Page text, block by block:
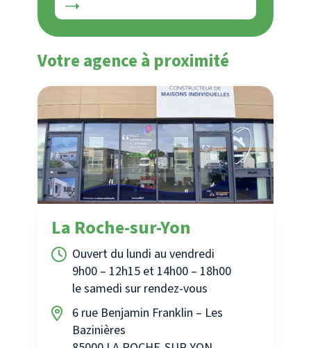
Votre agence à proximité
La Roche-sur-Yon
Ouvert du lundi au vendredi
9h00 – 12h15 et 14h00 – 18h00
le samedi sur rendez-vous
6 rue Benjamin Franklin – Les
Bazinières